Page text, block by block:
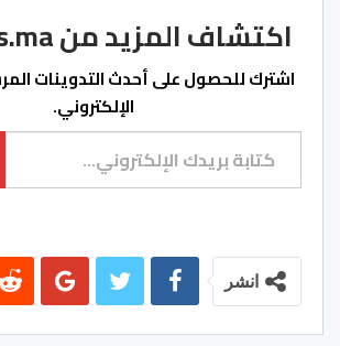
اكتشاف المزيد من azulpress.ma
اشترك للحصول على أحدث التدوينات
الإلكتروني.
كتابة بريدك الإلكتروني...
انشر